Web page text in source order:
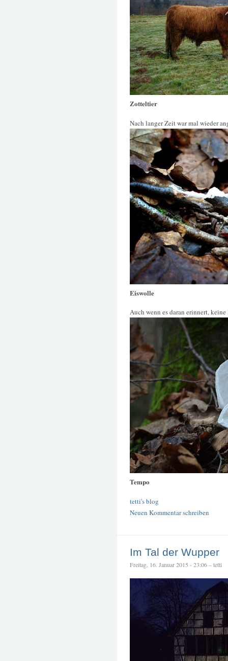
Zotteltier
Nach langer Zeit war mal wieder
Eiswolle
Auch wenn es daran erinnert,
Tempo
tetti's blog
Neuen Kommentar schreiben
Im Tal der Wupper
Freitag, 16. Januar 2015 - 23:06 – tetti